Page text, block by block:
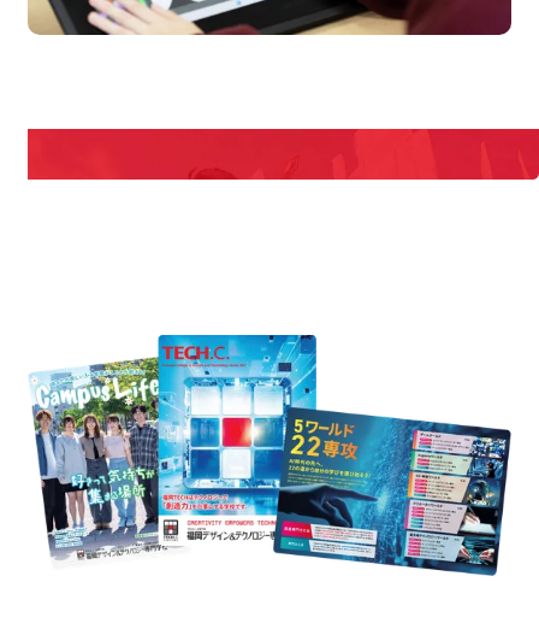
Campus Open
Information